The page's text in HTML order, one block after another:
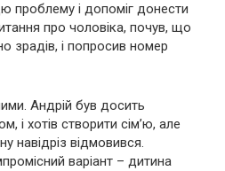
проблему і допоміг донести
про чоловіка, почув, що
зрадів, і попросив номер
Андрій був досить
і хотів створити сім’ю, але
навідріз відмовився.
варіант – дитина